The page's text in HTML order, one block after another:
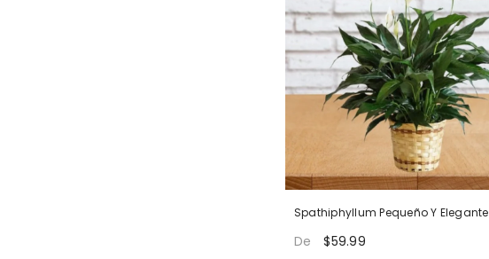
Spathiphyllum Pequeño Y Elegante
De $59.99